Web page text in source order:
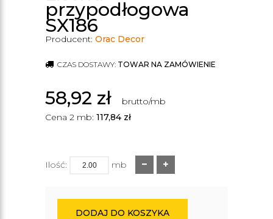
przypodłogowa
SX186
Producent: Orac Decor
CZAS DOSTAWY: TOWAR NA ZAMÓWIENIE
58,92 zł
brutto/mb
Cena 2 mb: 117,84 zł
Ilość: mb
DODAJ DO KOSZYKA